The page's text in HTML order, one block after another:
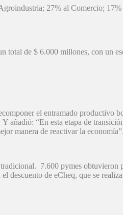
27% al Comercio;
de $ 6.000 millones, con un
el entramado productivo
“En esta etapa de
manera de reactivar la economía”.
7.600 pymes obtuvieron
descuento de eCheq, que se